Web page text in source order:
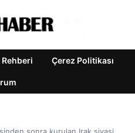
Rehberi Çerez Politikası